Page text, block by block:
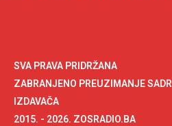
SVA PRAVA PRIDRŽANA
ZABRANJENO PREUZIMANJE
IZDAVAČA
2015. - 2026. ZOSRADIO.BA